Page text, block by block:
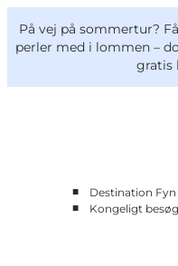
På vej på sommertur?
perler med i lommen –
gratis
Bliv medlem
Projekter og
Om os
Deutsch
■
Destination Fyn
■
Kongeligt